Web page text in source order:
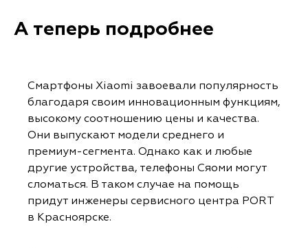
А теперь подробнее
Смартфоны Xiaomi завоевали популярность
благодаря своим инновационным функциям,
высокому соотношению цены и качества.
Они выпускают модели среднего и
премиум-сегмента. Однако как и любые
другие устройства, телефоны Сяоми могут
сломаться. В таком случае на помощь
придут инженеры сервисного центра PORT
в Красноярске.